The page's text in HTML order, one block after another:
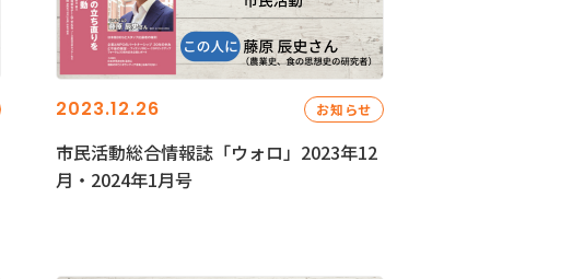
2023.12.26 お知らせ
市民活動総合情報誌「ウォロ」2023年12
月・2024年1月号